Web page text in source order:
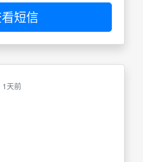
短信
1天前